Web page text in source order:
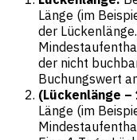
Länge (im
der
der nicht
Buchungswert
(Lückenlänge –
Länge (im